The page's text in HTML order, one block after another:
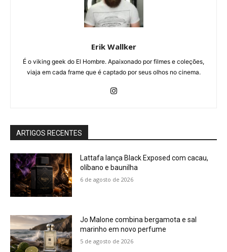
Erik Wallker
É o viking geek do El Hombre. Apaixonado por filmes e coleções,
viaja em cada frame que é captado por seus olhos no cinema.
ARTIGOS RECENTES
Lattafa lança Black Exposed com cacau,
olíbano e baunilha
6 de agosto de 2026
Jo Malone combina bergamota e sal
marinho em novo perfume
5 de agosto de 2026